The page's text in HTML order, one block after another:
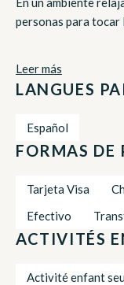
personas para tocar
Leer más
LANGUES
Español
FORMAS DE
Tarjeta Visa
Efectivo
ACTIVITÉS
Activité enfant